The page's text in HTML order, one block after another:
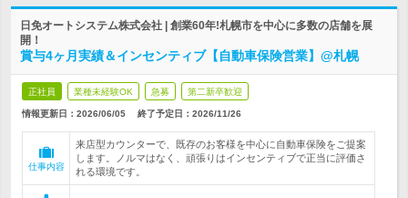
日免オートシステム株式会社 | 創業60年!札幌市を中心に多数の店舗を展
開！
賞与4ヶ月実績＆インセンティブ【自動車保険営業】@札幌
正社員 業種未経験OK 急募 第二新卒歓迎
情報更新日：2026/06/05 終了予定日： 2026/11/26
仕事内容
来店型カウンターで、既存のお客様を中心に自動車保険をご提案
します。ノルマはなく、頑張りはインセンティブで正当に評価さ
れる環境です。